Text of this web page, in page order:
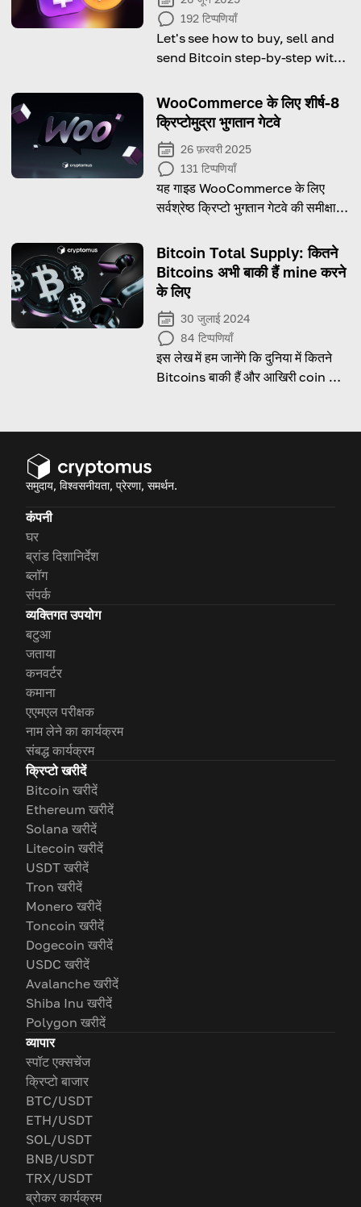
192 टिप्पणियाँ
Let's see how to buy, sell and
send Bitcoin step-by-step with
WooCommerce के लिए शीर्ष-8
क्रिप्टोमुद्रा भुगतान गेटवे
26 फ़रवरी 2025
131 टिप्पणियाँ
यह गाइड WooCommerce के लिए
सर्वश्रेष्ठ क्रिप्टो भुगतान गेटवे की समीक्षा
अनुसार सही विकल्प चुन सकें!
Bitcoin Total Supply: कितने
Bitcoins अभी बाकी हैं mine करने
के लिए
30 जुलाई 2024
84 टिप्पणियाँ
इस लेख में हम जानेंगे कि दुनिया में कितने
Bitcoins बाकी हैं और आखिरी coin कब
समुदाय, विश्वसनीयता, प्रेरणा, समर्थन.
कंपनी
घर
ब्रांड दिशानिर्देश
ब्लॉग
संपर्क
व्यक्तिगत उपयोग
बटुआ
जताया
कनवर्टर
कमाना
एएमएल परीक्षक
नाम लेने का कार्यक्रम
संबद्ध कार्यक्रम
क्रिप्टो खरीदें
Bitcoin खरीदें
Ethereum खरीदें
Solana खरीदें
Litecoin खरीदें
USDT खरीदें
Tron खरीदें
Monero खरीदें
Toncoin खरीदें
Dogecoin खरीदें
USDC खरीदें
Avalanche खरीदें
Shiba Inu खरीदें
Polygon खरीदें
व्यापार
स्पॉट एक्सचेंज
क्रिप्टो बाजार
BTC/USDT
ETH/USDT
SOL/USDT
BNB/USDT
TRX/USDT
ब्रोकर कार्यक्रम